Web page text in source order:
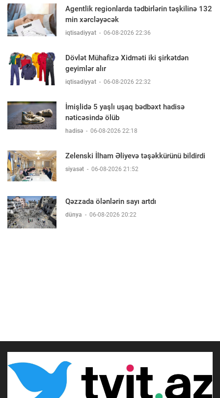
Agentlik regionlarda tədbirlərin təşkilinə 132
min xərcləyəcək
iqtisadiyyat - 06-08-2026 22:36
Dövlət Mühafizə Xidməti iki şirkətdən
geyimlər alır
iqtisadiyyat - 06-08-2026 22:32
İmişlidə 5 yaşlı uşaq bədbəxt hadisə
nəticəsində ölüb
hadisə - 06-08-2026 22:18
Zelenski İlham Əliyevə təşəkkürünü bildirdi
siyasət - 06-08-2026 21:52
Qəzzada ölənlərin sayı artdı
dünya - 06-08-2026 20:22